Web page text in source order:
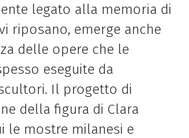
legato alla memoria di
riposano, emerge anche
delle opere che le
eseguite da
Il progetto di
della figura di Clara
le mostre milanesi e